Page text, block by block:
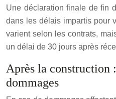
Une déclaration finale de fin
dans les délais impartis pour
varient selon les contrats,
un délai de 30 jours après
Après la construction
dommages